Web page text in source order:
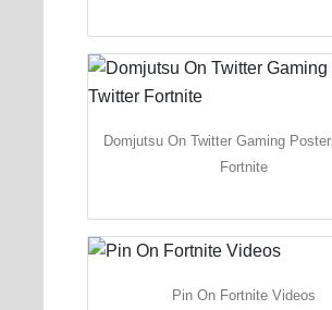
Domjutsu On Twitter Gaming
Fortnite
Pin On Fortnite Videos